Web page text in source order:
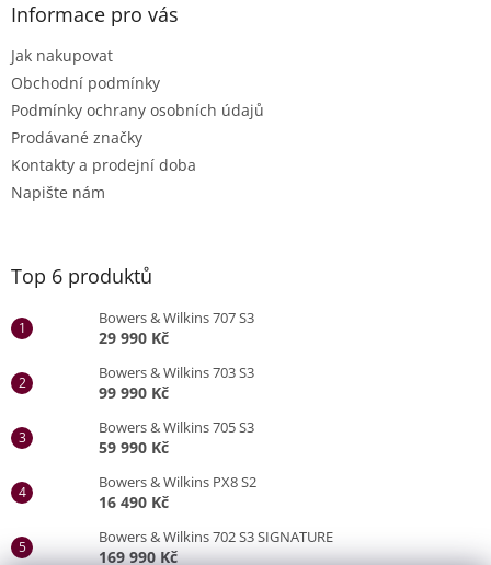
Informace pro vás
Jak nakupovat
Obchodní podmínky
Podmínky ochrany osobních údajů
Prodávané značky
Kontakty a prodejní doba
Napište nám
Top 6 produktů
Bowers & Wilkins 707 S3
29 990 Kč
Bowers & Wilkins 703 S3
99 990 Kč
Bowers & Wilkins 705 S3
59 990 Kč
Bowers & Wilkins PX8 S2
16 490 Kč
Bowers & Wilkins 702 S3 SIGNATURE
169 990 Kč